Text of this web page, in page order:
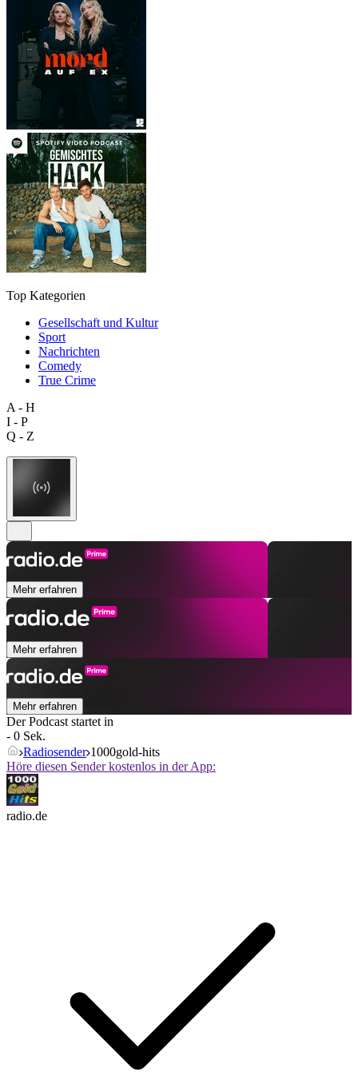
Top Kategorien
Gesellschaft und Kultur
Sport
Nachrichten
Comedy
True Crime
A - H
I - P
Q - Z
Mehr erfahren
Mehr erfahren
Mehr erfahren
Der Podcast startet in
- 0 Sek.
Radiosender 1000gold-hits
Höre diesen Sender kostenlos in der App:
radio.de